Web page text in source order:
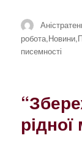
Автор
робота,Новини,
писемності